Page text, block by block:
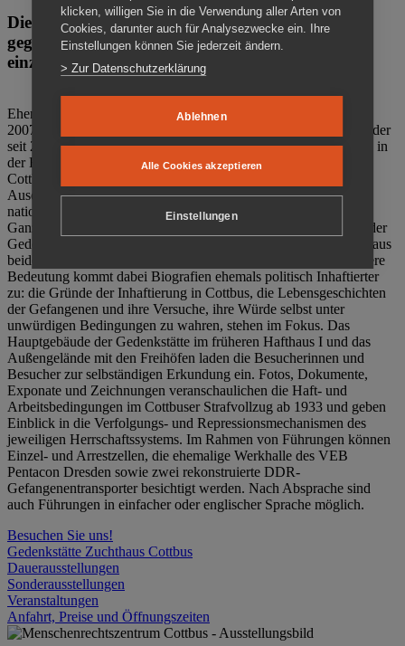
Die Gedenkstätte Zuchthaus Cottbus ist ein Ort
gegen das Vergessen. Anschaulich, nah und
einzigartig.
Ehemalige politische Häftlinge der DDR gründeten im Oktober
2007 den Verein Menschenrechtszentrum Cottbus e. V. (MRZ), der
seit 2011 Eigentümer des ehemaligen Gefängnisses (1860-2002) in
der Bautzener Straße und Träger der Gedenkstätte Zuchthaus
Cottbus ist. Im Zentrum der Arbeit der Gedenkstätte steht die
Auseinandersetzung mit politischem Unrecht während der
nationalsozialistischen Terrorherrschaft und der SED-Diktatur.
Ganzjährig zeigen mehrere Dauer- und Sonderausstellungen in der
Gedenkstätte Zuchthaus Cottbus Beispiele politischen Unrechts aus
beiden deutschen Diktaturen des 20. Jahrhunderts. Eine besondere
Bedeutung kommt dabei Biografien ehemals politisch Inhaftierter
zu: die Gründe der Inhaftierung in Cottbus, die Lebensgeschichten
der Gefangenen und ihre Versuche, ihre Würde selbst unter
unwürdigen Bedingungen zu wahren, stehen im Fokus. Das
Hauptgebäude der Gedenkstätte im früheren Hafthaus I und das
Außengelände mit den Freihöfen laden die Besucherinnen und
Besucher zur selbständigen Erkundung ein. Fotos, Dokumente,
Exponate und Zeichnungen veranschaulichen die Haft- und
Arbeitsbedingungen im Cottbuser Strafvollzug ab 1933 und geben
Einblick in die Verfolgungs- und Repressionsmechanismen des
jeweiligen Herrschaftssystems. Im Rahmen von Führungen können
Einzel- und Arrestzellen, die ehemalige Werkhalle des VEB
Pentacon Dresden sowie zwei rekonstruierte DDR-
Gefangenentransporter besichtigt werden. Nach Absprache sind
auch Führungen in einfacher oder englischer Sprache möglich.
Besuchen Sie uns!
Gedenkstätte Zuchthaus Cottbus
Dauerausstellungen
Sonderausstellungen
Veranstaltungen
Anfahrt, Preise und Öffnungszeiten
klicken, willigen Sie in die Verwendung aller Arten von
Cookies, darunter auch für Analysezwecke ein. Ihre
Einstellungen können Sie jederzeit ändern.
> Zur Datenschutzerklärung
Ablehnen
Alle Cookies akzeptieren
Einstellungen